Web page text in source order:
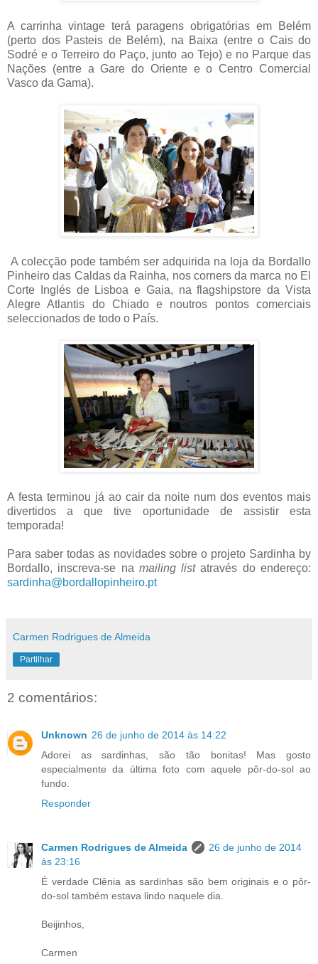
A carrinha vintage terá paragens obrigatórias em Belém
(perto dos Pasteis de Belém), na Baixa (entre o Cais do
Sodré e o Terreiro do Paço, junto ao Tejo) e no Parque das
Nações (entre a Gare do Oriente e o Centro Comercial
Vasco da Gama).
A colecção pode também ser adquirida na loja da Bordallo
Pinheiro das Caldas da Rainha, nos corners da marca no El
Corte Inglés de Lisboa e Gaia, na flagshipstore da Vista
Alegre Atlantis do Chiado e noutros pontos comerciais
seleccionados de todo o País.
A festa terminou já ao cair da noite num dos eventos mais
divertidos a que tive oportunidade de assistir esta
temporada!
Para saber todas as novidades sobre o projeto Sardinha by
Bordallo, inscreva-se na mailing listatravés do endereço:
sardinha@bordallopinheiro.pt
Carmen Rodrigues de Almeida
Partilhar
2 comentários:
Unknown 26 de junho de 2014 às 14:22
Adorei as sardinhas, são tão bonitas! Mas gosto
especialmente da última foto com aquele pôr-do-sol ao
fundo.
Responder
Carmen Rodrigues de Almeida
26 de junho de 2014
às 23:16
É verdade Clênia as sardinhas são bem originais e o pôr-
do-sol também estava lindo naquele dia.
Beijinhos,
Carmen